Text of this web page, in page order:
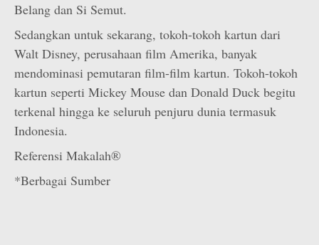
Belang dan Si Semut.
Sedangkan untuk sekarang, tokoh-tokoh kartun dari
Walt Disney, perusahaan film Amerika, banyak
mendominasi pemutaran film-film kartun. Tokoh-tokoh
kartun seperti Mickey Mouse dan Donald Duck begitu
terkenal hingga ke seluruh penjuru dunia termasuk
Indonesia.
Referensi Makalah®
*Berbagai Sumber